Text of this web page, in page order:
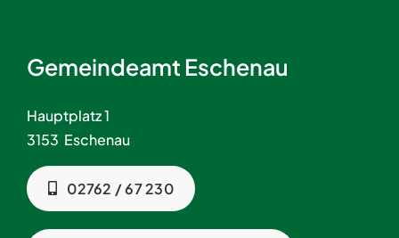
Gemeindeamt Eschenau
Hauptplatz 1
3153 Eschenau
02762 / 67 230